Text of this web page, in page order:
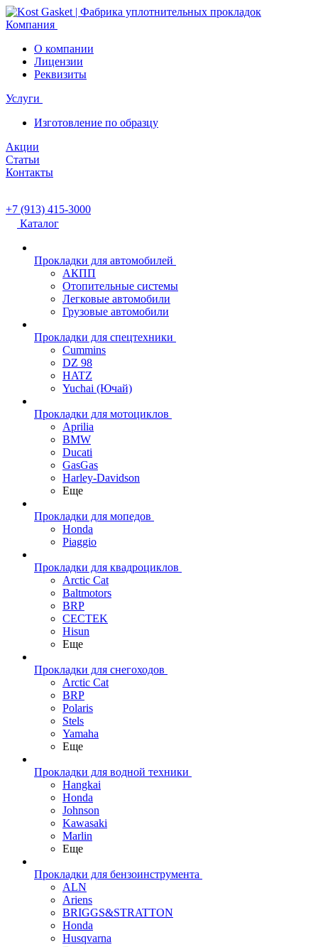
Компания
О компании
Лицензии
Реквизиты
Услуги
Изготовление по образцу
Акции
Статьи
Контакты
+7 (913) 415-3000
Каталог
Прокладки для автомобилей
АКПП
Отопительные системы
Легковые автомобили
Грузовые автомобили
Прокладки для спецтехники
Cummins
DZ 98
HATZ
Yuchai (Ючай)
Прокладки для мотоциклов
Aprilia
BMW
Ducati
GasGas
Harley-Davidson
Еще
Прокладки для мопедов
Honda
Piaggio
Прокладки для квадроциклов
Arctic Cat
Baltmotors
BRP
CECTEK
Hisun
Еще
Прокладки для снегоходов
Arctic Cat
BRP
Polaris
Stels
Yamaha
Еще
Прокладки для водной техники
Hangkai
Honda
Johnson
Kawasaki
Marlin
Еще
Прокладки для бензоинструмента
ALN
Ariens
BRIGGS&STRATTON
Honda
Husqvarna